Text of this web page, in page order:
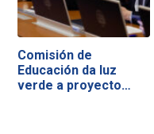
Comisión de
Educación da luz
verde a proyecto